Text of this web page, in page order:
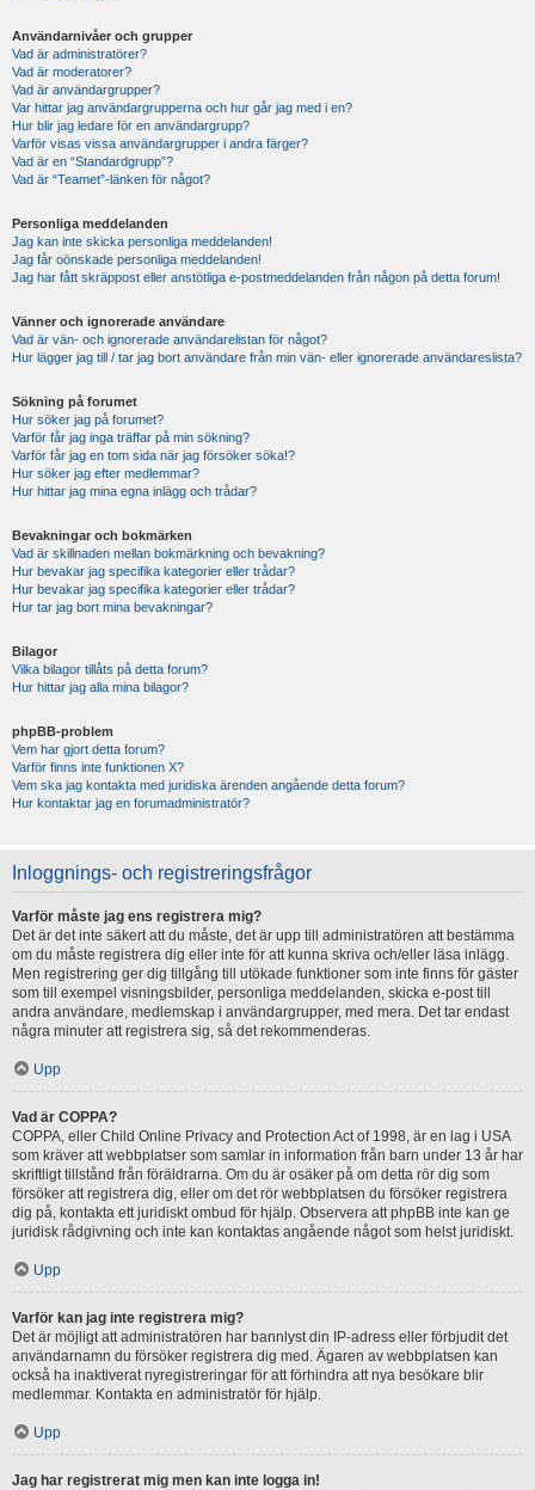
Användarnivåer och grupper
Vad är administratörer?
Vad är moderatorer?
Vad är användargrupper?
Var hittar jag användargrupperna och hur går jag med i en?
Hur blir jag ledare för en användargrupp?
Varför visas vissa användargrupper i andra färger?
Vad är en “Standardgrupp”?
Vad är “Teamet”-länken för något?
Personliga meddelanden
Jag kan inte skicka personliga meddelanden!
Jag får oönskade personliga meddelanden!
Jag har fått skräppost eller anstötliga e-postmeddelanden från någon på detta forum!
Vänner och ignorerade användare
Vad är vän- och ignorerade användarelistan för något?
Hur lägger jag till / tar jag bort användare från min vän- eller ignorerade användareslista?
Sökning på forumet
Hur söker jag på forumet?
Varför får jag inga träffar på min sökning?
Varför får jag en tom sida när jag försöker söka!?
Hur söker jag efter medlemmar?
Hur hittar jag mina egna inlägg och trådar?
Bevakningar och bokmärken
Vad är skillnaden mellan bokmärkning och bevakning?
Hur bevakar jag specifika kategorier eller trådar?
Hur bevakar jag specifika kategorier eller trådar?
Hur tar jag bort mina bevakningar?
Bilagor
Vilka bilagor tillåts på detta forum?
Hur hittar jag alla mina bilagor?
phpBB-problem
Vem har gjort detta forum?
Varför finns inte funktionen X?
Vem ska jag kontakta med juridiska ärenden angående detta forum?
Hur kontaktar jag en forumadministratör?
Inloggnings- och registreringsfrågor
Varför måste jag ens registrera mig?
Det är det inte säkert att du måste, det är upp till administratören att bestämma
om du måste registrera dig eller inte för att kunna skriva och/eller läsa inlägg.
Men registrering ger dig tillgång till utökade funktioner som inte finns för gäster
som till exempel visningsbilder, personliga meddelanden, skicka e-post till
andra användare, medlemskap i användargrupper, med mera. Det tar endast
några minuter att registrera sig, så det rekommenderas.
Upp
Vad är COPPA?
COPPA, eller Child Online Privacy and Protection Act of 1998, är en lag i USA
som kräver att webbplatser som samlar in information från barn under 13 år har
skriftligt tillstånd från föräldrarna. Om du är osäker på om detta rör dig som
försöker att registrera dig, eller om det rör webbplatsen du försöker registrera
dig på, kontakta ett juridiskt ombud för hjälp. Observera att phpBB inte kan ge
juridisk rådgivning och inte kan kontaktas angående något som helst juridiskt.
Upp
Varför kan jag inte registrera mig?
Det är möjligt att administratören har bannlyst din IP-adress eller förbjudit det
användarnamn du försöker registrera dig med. Ägaren av webbplatsen kan
också ha inaktiverat nyregistreringar för att förhindra att nya besökare blir
medlemmar. Kontakta en administratör för hjälp.
Upp
Jag har registrerat mig men kan inte logga in!